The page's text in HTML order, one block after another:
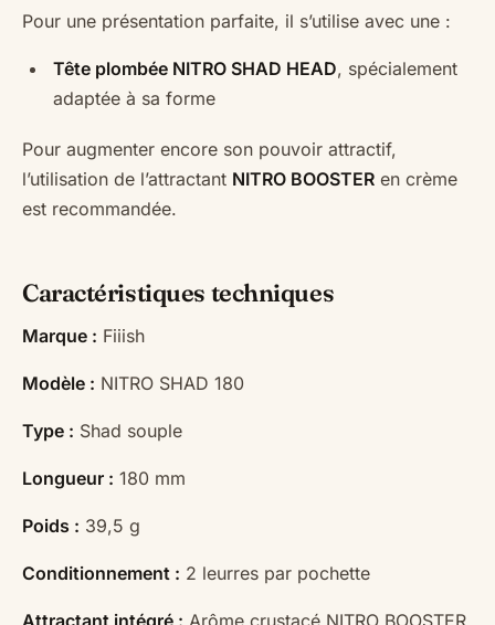
Pour une présentation parfaite, il s’utilise avec une :
Tête plombée NITRO SHAD HEAD, spécialement
adaptée à sa forme
Pour augmenter encore son pouvoir attractif,
l’utilisation de l’attractant NITRO BOOSTER en crème
est recommandée.
Caractéristiques techniques
Marque : Fiiish
Modèle : NITRO SHAD 180
Type : Shad souple
Longueur : 180 mm
Poids : 39,5 g
Conditionnement : 2 leurres par pochette
Attractant intégré : Arôme crustacé NITRO BOOSTER